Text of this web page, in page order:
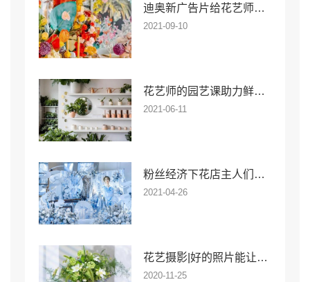
迪奥新广告片给花艺师带来了什么色彩启示?
2021-09-10
花艺师的园艺课助力鲜花店消费升级
2021-06-11
粉丝经济下花店主人们如何助力花艺宴会场景布置
2021-04-26
花艺摄影|好的照片能让花店销量翻番
2020-11-25